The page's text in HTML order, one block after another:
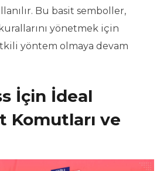
Bu basit semboller,
yönetmek için
yöntem olmaya devam
İçin İdeal
Komutları ve